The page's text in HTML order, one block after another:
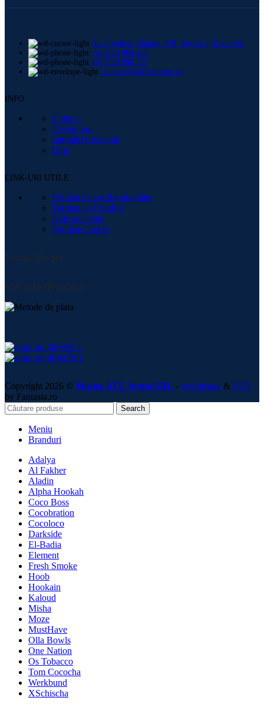
Str. Frederic Chopin 30B, Sector 2, București
+4 0724 664 885
+4 0729 998 728
contact@shishamaster.ro
INFO
Contact
Despre noi
Intrebări frecvente
Blog
LINK-URI UTILE
Politică de confidențialitate
Termeni și Condiții
Date societate
Politica Cookie
Social Media:
Metode de plată:
Copyright 2026 © Master ATC Invest SRL - webdesign & SEO
by Fantasia.ro
Search
Meniu
Branduri
Adalya
Al Fakher
Aladin
Alpha Hookah
Coco Boss
Cocobration
Cocoloco
Darkside
El-Badia
Element
Fresh Smoke
Hoob
Hookain
Kaloud
Misha
Moze
MustHave
Olla Bowls
One Nation
Os Tobacco
Tom Cococha
Werkbund
XSchischa